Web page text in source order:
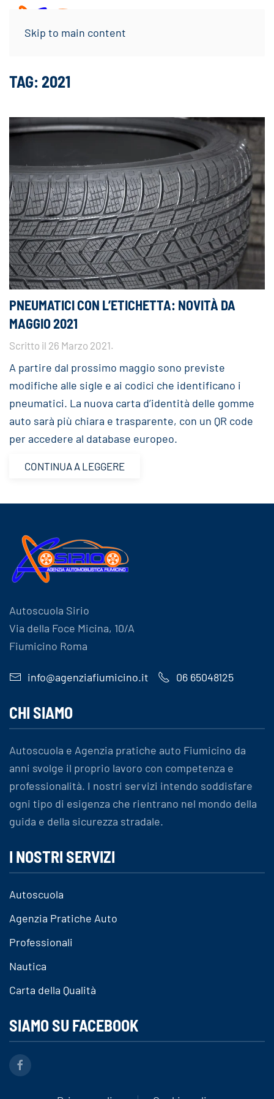
Skip to main content
TAG:2021
PNEUMATICI CON L’ETICHETTA: NOVITÀ DA
MAGGIO 2021
Scritto il 26 Marzo 2021.
A partire dal prossimo maggio sono previste
modifiche alle sigle e ai codici che identificano i
pneumatici. La nuova carta d’identità delle gomme
auto sarà più chiara e trasparente, con un QR code
per accedere al database europeo.
CONTINUA A LEGGERE
Autoscuola Sirio
Via della Foce Micina, 10/A
Fiumicino Roma
info@agenziafiumicino.it 06 65048125
CHI SIAMO
Autoscuola e Agenzia pratiche auto Fiumicino da
anni svolge il proprio lavoro con competenza e
professionalità. I nostri servizi intendo soddisfare
ogni tipo di esigenza che rientrano nel mondo della
guida e della sicurezza stradale.
I NOSTRI SERVIZI
Autoscuola
Agenzia Pratiche Auto
Professionali
Nautica
Carta della Qualità
SIAMO SU FACEBOOK